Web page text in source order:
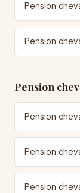
Pension
Pension
Pension
Pension
Pension
Pension